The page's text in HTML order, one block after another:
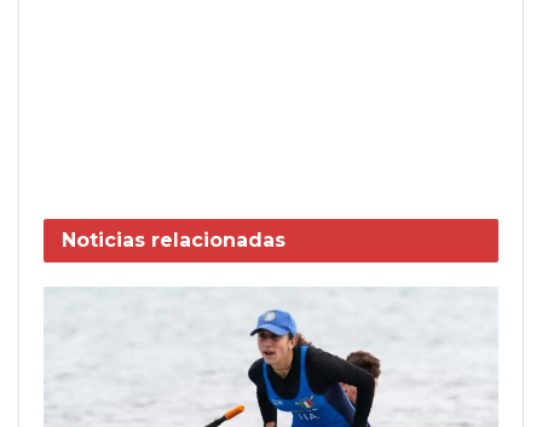
Noticias relacionadas